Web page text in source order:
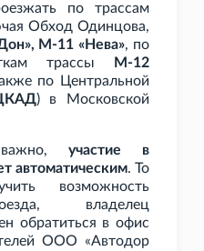
по трассам
Обход Одинцова,
М-11 «Нева», по
трассы
М-12
по Центральной
) в Московской
участие в
автоматическим. То
возможность
владелец
обратиться в офис
ООО «Автодор